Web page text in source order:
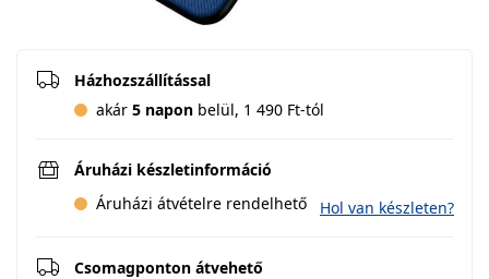
Házhozszállítással
akár 5 napon belül, 1 490 Ft-tól
Áruházi készletinformáció
Áruházi átvételre rendelhető
Hol van készleten?
Csomagponton átvehető